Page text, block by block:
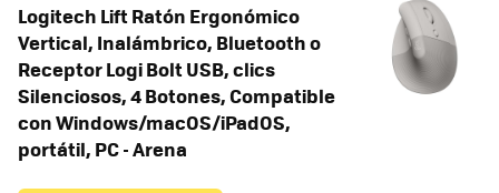
Logitech Lift Ratón Ergonómico
Vertical, Inalámbrico, Bluetooth o
Receptor Logi Bolt USB, clics
Silenciosos, 4 Botones, Compatible
con Windows/macOS/iPadOS,
portátil, PC - Arena